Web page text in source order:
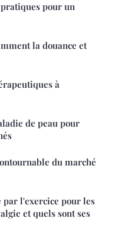
pour un
la douance et
à
de peau pour
du marché
par l'exercice pour les
et quels sont ses